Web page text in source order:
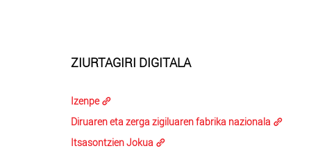
ZIURTAGIRI DIGITALA
Izenpe
Diruaren eta zerga zigiluaren fabrika nazionala
Itsasontzien Jokua